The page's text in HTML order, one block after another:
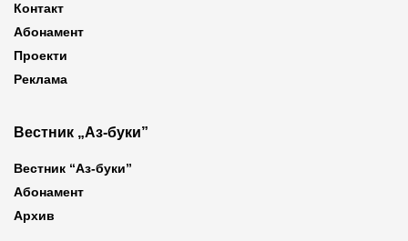
Контакт
Абонамент
Проекти
Реклама
Вестник „Аз-буки”
Вестник “Аз-буки”
Абонамент
Архив